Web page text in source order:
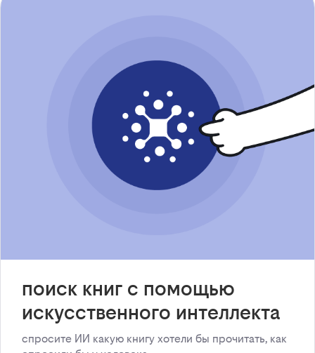
поиск книг с помощью
искусственного интеллекта
спросите ИИ какую книгу хотели бы прочитать, как